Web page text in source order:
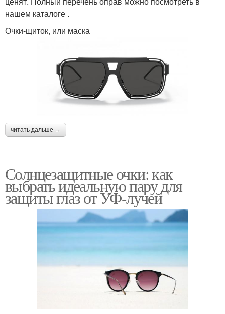
нашем каталоге .
Очки-щиток, или маска
читать дальше →
Солнцезащитные очки: как
выбрать идеальную пару для
защиты глаз от УФ-лучей